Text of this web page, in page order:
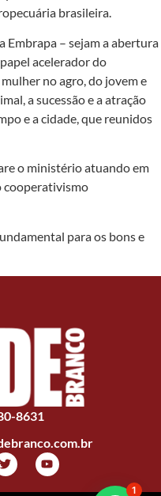
brasileira.
Embrapa – sejam a abertura
acelerador do
mulher no agro, do jovem e
a sucessão e a atração
e a cidade, que reunidos
o ministério atuando em
cooperativismo
para os bons e
8631
1